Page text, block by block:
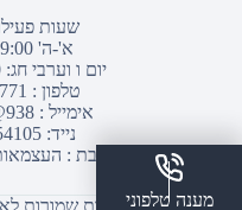
שעות
א'-ה' 09:00-19:00
יום ו וערבי חג: 09:00-13:00
טלפון :
אימייל :938@938.co.il
נייד: 058-5654105
כתובת : העצמאות 19 ראש
© כל הזכויות שמורות לאתר 938
מענה טלפוני